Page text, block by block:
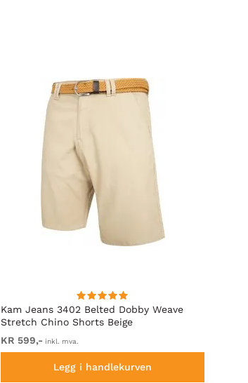
Kam Jeans 3402 Belted Dobby Weave
Stretch Chino Shorts Beige
KR 599,- inkl. mva.
Legg i handlekurven